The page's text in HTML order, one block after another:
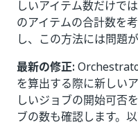
しいアイテム数だけで
のアイテムの合計数を
し、この方法には問題
最新の修正:
を算出する際に新しい
しいジョブの開始可否
ブの数も確認します。